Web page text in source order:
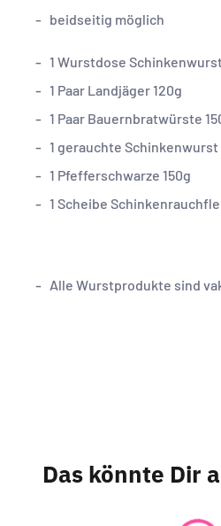
beidseitig möglich
1 Wurstdose Schinkenwurst
1 Paar Landjäger 120g
1 Paar Bauernbratwürste
1 gerauchte Schinkenwurst
1 Pfefferschwarze 150g
1 Scheibe
Alle Wurstprodukte sind
Das könnte Dir